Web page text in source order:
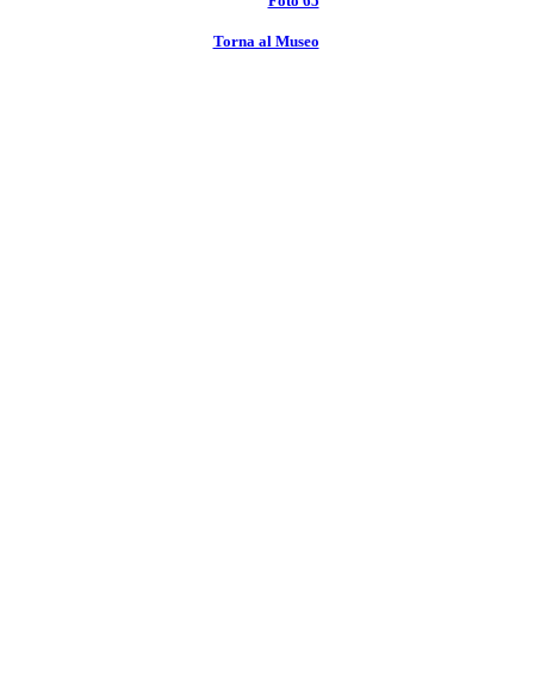
Torna al Museo